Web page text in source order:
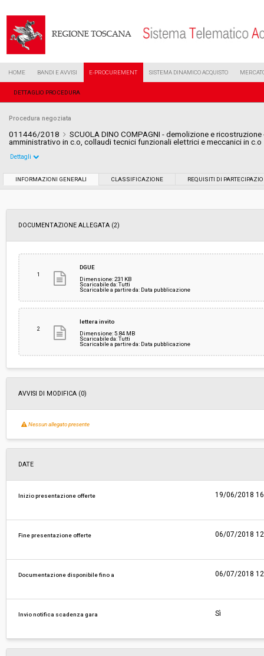
HOME BANDI E AVVISI E-PROCUREMENT SISTEMA DINAMICO ACQUISTO
DETTAGLIO PROCEDURA
Procedura negoziata
011446/2018
SCUOLA DINO COMPAGNI - demolizione e
amministrativo in c.o, collaudi tecnici funzionali elettrici e meccanici in c.o
Data pubblicazione:
Svolgimento:
Responsabile attuale: COMUNE DI FIRENZE - Direzione Servizi
Dettagli
INFORMAZIONI GENERALI CLASSIFICAZIONE REQUISITI DI
DOCUMENTAZIONE ALLEGATA (2)
1
DGUE
Dimensione: 231 KB
Scaricabile da: Tutti
Scaricabile a partire da: Data pubblicazione
2
lettera invito
Dimensione: 5.84 MB
Scaricabile da: Tutti
Scaricabile a partire da: Data pubblicazione
AVVISI DI MODIFICA (0)
Nessun allegato presente
DATE
Inizio presentazione offerte 19/06/2018
Fine presentazione offerte 06/07/2018
Documentazione disponibile fino a 06/07/2018
Invio notifica scadenza gara Sì